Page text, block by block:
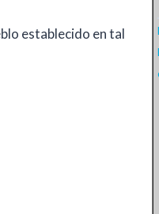
establecido en tal